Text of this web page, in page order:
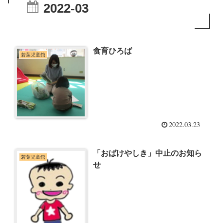
2022-03
若葉児童館 食育ひろば
2022.03.23
若葉児童館
「おばけやしき」中止のお知ら
せ